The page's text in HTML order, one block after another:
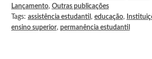
Lançamento, Outras publicações
Tags: assistência estudantil , educação,
ensino superior, permanência estudantil